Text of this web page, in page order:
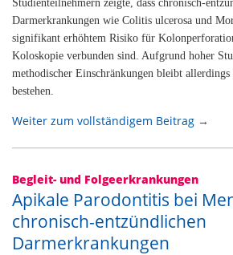
Studienteilnehmern zeigte, dass chronisch-
Darmerkrankungen wie Colitis ulcerosa und
signifikant erhöhtem Risiko für
Koloskopie verbunden sind. Aufgrund hoher
methodischer Einschränkungen bleibt allerdings
bestehen.
Weiter zum vollständigem Beitrag →
Begleit- und Folgeerkrankungen
Apikale Parodontitis bei
chronisch-entzündlichen
Darmerkrankungen